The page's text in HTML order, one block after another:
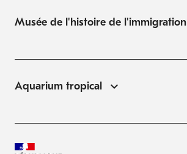
Musée de l'histoire de l'immigration
Aquarium tropical